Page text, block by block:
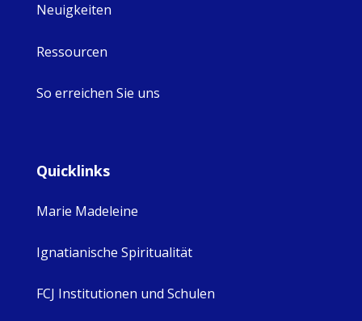
Neuigkeiten
Ressourcen
So erreichen Sie uns
Quicklinks
Marie Madeleine
Ignatianische Spiritualität
FCJ Institutionen und Schulen